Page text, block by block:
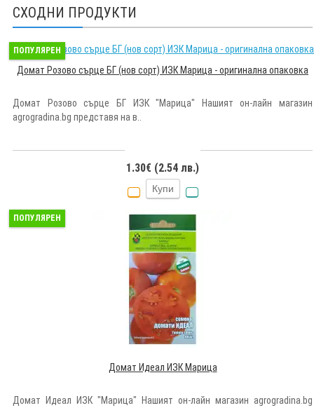
СХОДНИ ПРОДУКТИ
ПОПУЛЯРЕН
Домат Розово сърце БГ (нов сорт) ИЗК Марица - оригинална опаковка
Домат Розово сърце БГ ИЗК "Марица" Нашият он-лайн магазин
agrogradina.bg представя на в..
1.30€ (2.54 лв.)
Купи
ПОПУЛЯРЕН
Домат Идеал ИЗК Марица
Домат Идеал ИЗК "Марица" Нашият он-лайн магазин agrogradina.bg